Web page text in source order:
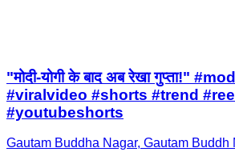
"मोदी-योगी के बाद अब रेखा गुप्ता!"
#viralvideo #shorts #trend
#youtubeshorts
Gautam Buddha Nagar, Gautam Buddh